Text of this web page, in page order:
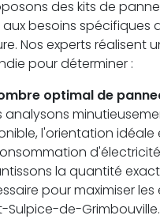
des kits de
besoins spécifiques
Nos experts réalisent
pour déterminer :
optimal de
analysons
l'orientation
la quantité
pour maximiser
Sulpice-de-Grimbouville.